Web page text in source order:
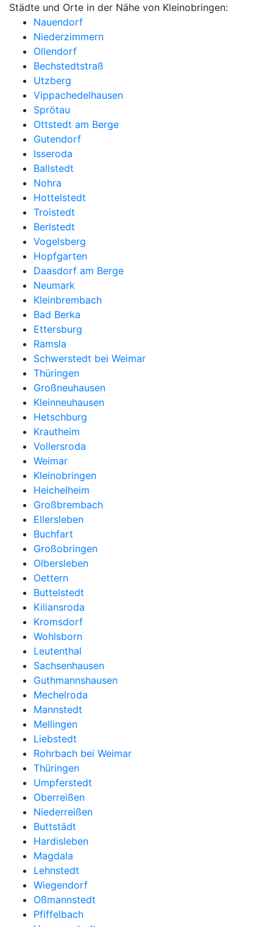
Städte und Orte in der Nähe von Kleinobringen:
Nauendorf
Niederzimmern
Ollendorf
Bechstedtstraß
Utzberg
Vippachedelhausen
Sprötau
Ottstedt am Berge
Gutendorf
Isseroda
Ballstedt
Nohra
Hottelstedt
Troistedt
Berlstedt
Vogelsberg
Hopfgarten
Daasdorf am Berge
Neumark
Kleinbrembach
Bad Berka
Ettersburg
Ramsla
Schwerstedt bei Weimar
Thüringen
Großneuhausen
Kleinneuhausen
Hetschburg
Krautheim
Vollersroda
Weimar
Kleinobringen
Heichelheim
Großbrembach
Ellersleben
Buchfart
Großobringen
Olbersleben
Oettern
Buttelstedt
Kiliansroda
Kromsdorf
Wohlsborn
Leutenthal
Sachsenhausen
Guthmannshausen
Mechelroda
Mannstedt
Mellingen
Liebstedt
Rohrbach bei Weimar
Thüringen
Umpferstedt
Oberreißen
Niederreißen
Buttstädt
Hardisleben
Magdala
Lehnstedt
Wiegendorf
Oßmannstedt
Pfiffelbach